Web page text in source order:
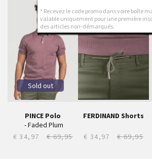
Sold out
PINCE Polo
‎ - Faded Plum
€ 34,97
€ 69,95
M
L
XL
XXL
XXXL
FERDINAND Shorts
€ 34,97 € 69,95
* Recevez le code promo dans voire boîte
valable uniquement pour une première
des articles non-démarqués.